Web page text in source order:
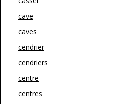
cave
caves
cendrier
cendriers
centre
centres